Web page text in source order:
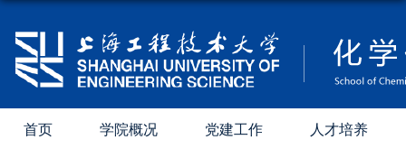
首页 学院概况 党建工作 人才培养